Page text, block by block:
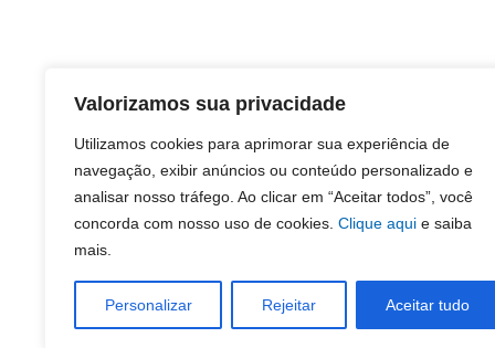
Valorizamos sua privacidade
Utilizamos cookies para aprimorar sua experiência de
navegação, exibir anúncios ou conteúdo personalizado e
analisar nosso tráfego. Ao clicar em “Aceitar todos”, você
concorda com nosso uso de cookies. Clique aqui e saiba
mais.
Personalizar Rejeitar Aceitar tudo